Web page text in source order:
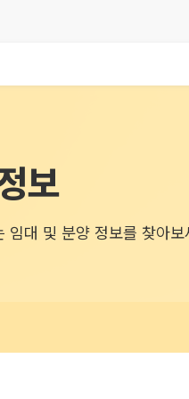
보
임대 및 분양 정보를 찾아보